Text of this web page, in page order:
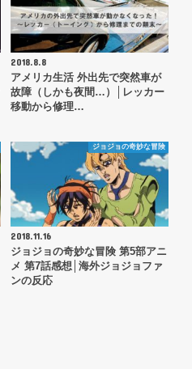
2018.8.8
アメリカ生活 外出先で突然車が
故障（しかも夜間…）│レッカー
移動から修理…
ジョジョの奇妙な冒険
2018.11.16
ジョジョの奇妙な冒険 第5部アニ
メ 第7話感想│海外ジョジョファ
ンの反応